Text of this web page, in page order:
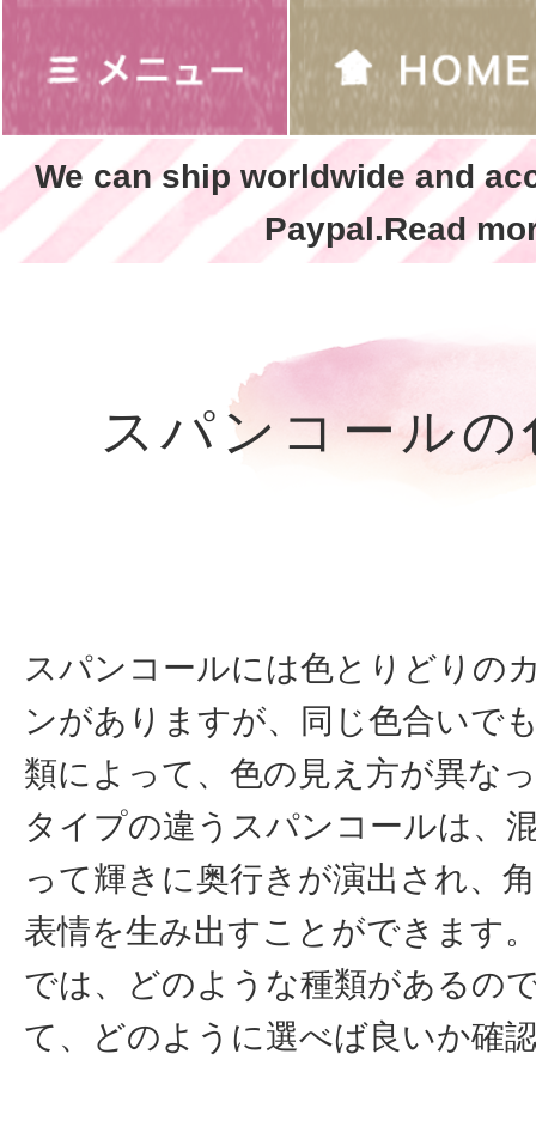
We can ship worldwide and
Paypal.Read
スパンコール
スパンコールには色とりどりの
ンがありますが、同じ色合いで
類によって、色の見え方が異な
タイプの違うスパンコールは、
って輝きに奥行きが演出され、
表情を生み出すことができます
では、どのような種類があるの
て、どのように選べば良いか確